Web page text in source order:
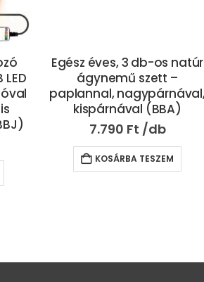
Automata robot felmosó 2
db cserélhető moppal –
intelligens padlótisztító
gép diffúzor funkcióval
(BBV)
15.490Ft
KOSÁRBA TESZEM